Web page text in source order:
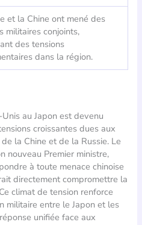
et la Chine ont mené des
militaires conjoints,
des tensions
dans la région.
au Japon est devenu
croissantes dues aux
la Chine et de la Russie. Le
nouveau Premier ministre,
à toute menace chinoise
directement compromettre la
climat de tension renforce
militaire entre le Japon et les
unifiée face aux